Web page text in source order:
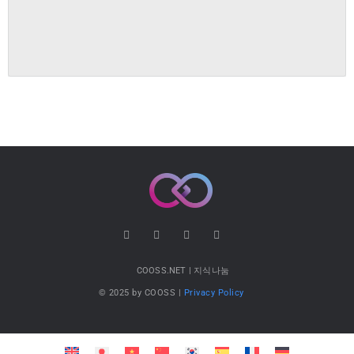
COOSS.NET | 지식나눔
© 2025 by COOSS | Privacy Policy